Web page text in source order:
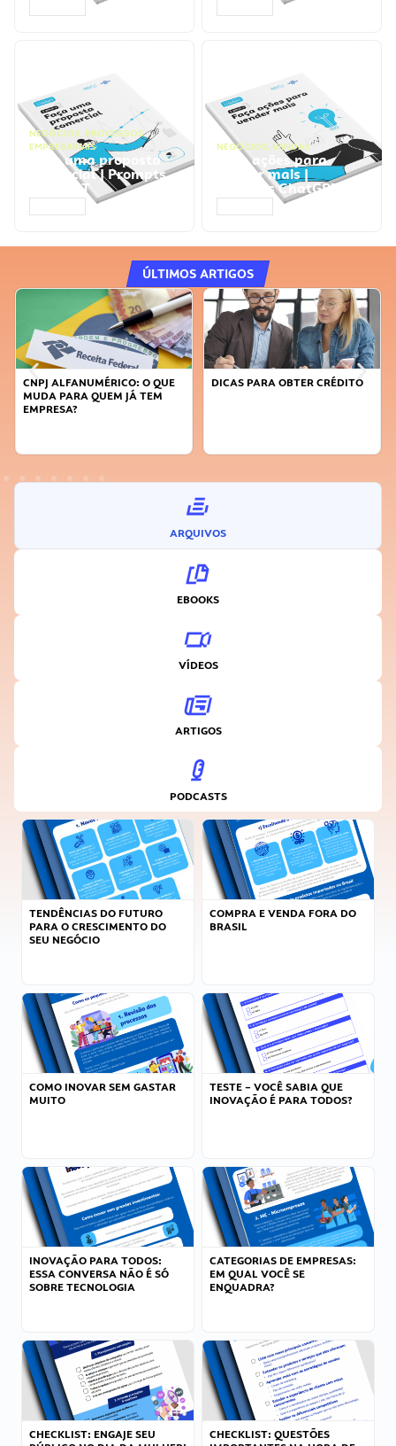
NEGÓCIOS, PROCESSOS
EMPRESARIAIS
Faça uma proposta
comercial | Prompts
ChatGPT
NEGÓCIOS, VENDAS
Faça ações para
vender mais |
Prompts ChatGPT
ÚLTIMOS ARTIGOS
DICAS PARA OBTER CRÉDITO
FAÇA A DIFERENÇA: SEJA
ARQUIVOS
EBOOKS
VÍDEOS
ARTIGOS
PODCASTS
TENDÊNCIAS DO FUTURO
PARA O CRESCIMENTO DO
SEU NEGÓCIO
COMPRA E VENDA FORA DO
BRASIL
COMO INOVAR SEM GASTAR
MUITO
TESTE – VOCÊ SABIA QUE
INOVAÇÃO É PARA TODOS?
INOVAÇÃO PARA TODOS:
ESSA CONVERSA NÃO É SÓ
SOBRE TECNOLOGIA
CATEGORIAS DE EMPRESAS:
EM QUAL VOCÊ SE
ENQUADRA?
CHECKLIST: ENGAJE SEU
CHECKLIST: QUESTÕES